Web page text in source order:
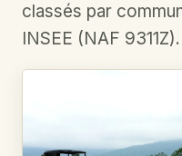
classés par
INSEE (NAF 9311Z).